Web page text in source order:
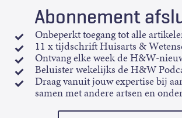
Abonnement
Onbeperkt toegang tot alle
11 x tijdschrift Huisarts &
Ontvang elke week de H&W-
Beluister wekelijks de H&W
Draag vanuit jouw expertise bij
samen met andere artsen en